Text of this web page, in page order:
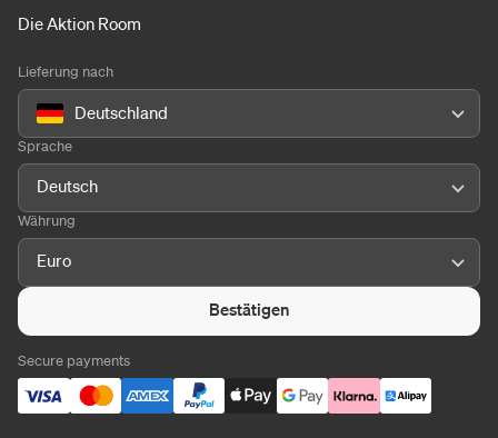
Die Aktion Room
Lieferung nach
Deutschland
Sprache
Deutsch
Währung
Euro
Bestätigen
Secure payments